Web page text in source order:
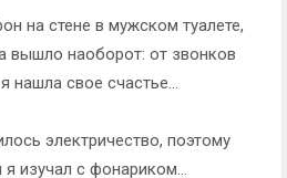
на стене в мужском туалете,
вышло наоборот: от звонков
нашла свое счастье...
электричество, поэтому
изучал с фонариком...